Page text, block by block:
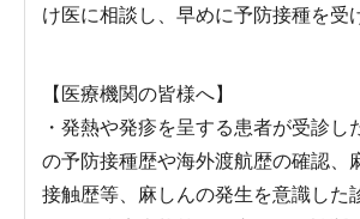
け医に相談し、早めに予防接種を受
【医療機関の皆様へ】
・発熱や発疹を呈する患者が受診し
の予防接種歴や海外渡航歴の確認、
接触歴等、麻しんの発生を意識した